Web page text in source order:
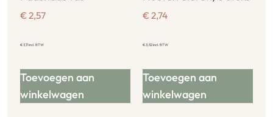
€ 2,57
€3,11incl. BTW
Toevoegen aan
winkelwagen
€ 2,74
€3,32incl. BTW
Toevoegen aan
winkelwagen